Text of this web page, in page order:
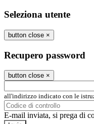
Seleziona utente
button close ×
Recupero password
button close ×
all'indirizzo indicato con le
E-mail inviata, si prega di